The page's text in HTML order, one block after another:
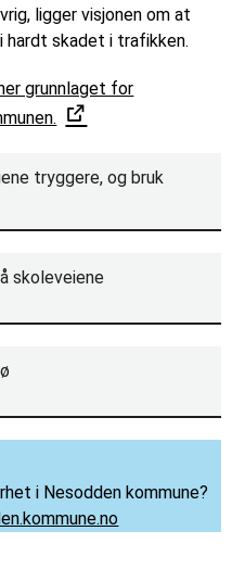
ligger visjonen om at
hardt skadet i trafikken.
grunnlaget for
tryggere, og bruk
skoleveiene
i Nesodden kommune?